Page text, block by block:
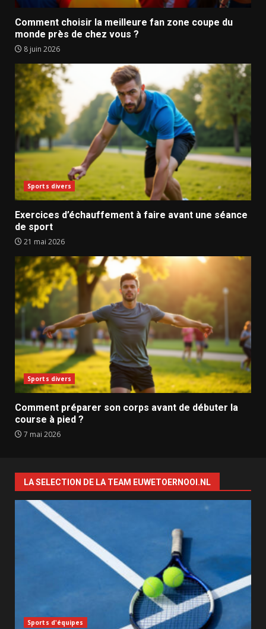
Comment choisir la meilleure fan zone coupe du
monde près de chez vous ?
8 juin 2026
Sports divers
Exercices d’échauffement à faire avant une séance
de sport
21 mai 2026
Sports divers
Comment préparer son corps avant de débuter la
course à pied ?
7 mai 2026
LA SELECTION DE LA TEAM EUWETOERNOOI.NL
Sports d'équipes